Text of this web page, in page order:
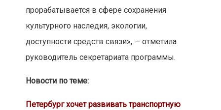
прорабатывается в сфере сохранения
культурного наследия, экологии,
доступности средств связи», — отметила
руководитель секретариата программы.
Новости по теме:
Петербург хочет развивать транспортную